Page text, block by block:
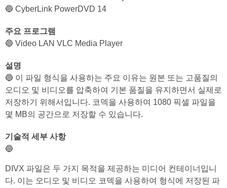
🔵 CyberLink PowerDVD 14
주요 프로그램
🔵 Video LAN VLC Media Player
설명
🔵 이 파일 형식을 사용하는 주요 이유는 원본 또는 고품질의
오디오 및 비디오를 압축하여 기본 품질을 유지하면서 실제로
저장하기 위해서입니다. 코덱을 사용하여 1080 픽셀 파일을
몇 MB의 공간으로 저장할 수 있습니다.
기술적 세부 사항
🔵
DIVX 파일은 두 가지 목적을 제공하는 미디어 컨테이너입니
다. 이는 오디오 및 비디오 코덱을 사용하여 형식에 저장된 파